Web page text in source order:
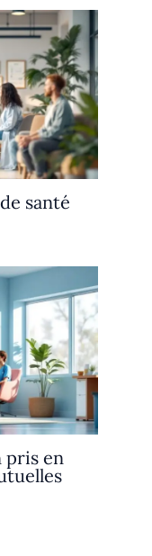
santé
pris en